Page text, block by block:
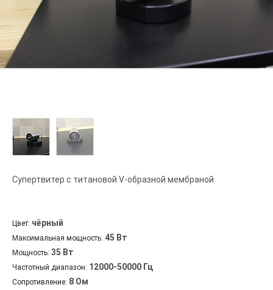
Супертвитер с титановой V-образной мембраной
Цвет: чёрный
Максимальная мощность: 45 Вт
Мощность: 35 Вт
Частотный диапазон: 12000-50000 Гц
Сопротивление: 8 Ом